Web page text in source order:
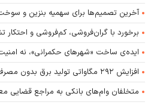
آخرین تصمیم‌ها برای سهمیه بنزین و
برخورد با گران‌فروشی، کم‌فروشی و احتکار
ایده‌ی ساخت «شهرهای حکمرانی»، نه
افزایش ۲۹۲ مگاواتی تولید برق بدون مصرف حتی یک واحد سوخت اضافی
متخلفان وام‌های بانکی به مراجع قضایی